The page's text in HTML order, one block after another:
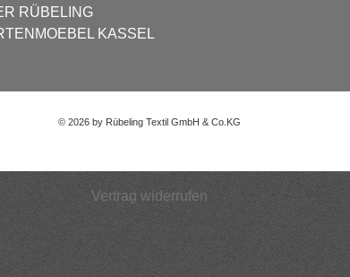
RÜBELING
KASSEL
© 2026 by Rübeling Textil GmbH & Co.KG
Vertrag widerrufen